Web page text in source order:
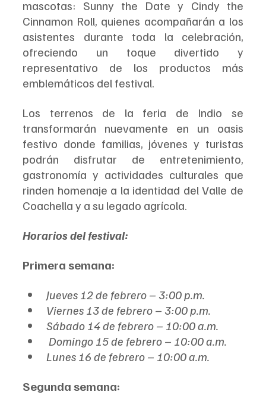
mascotas: Sunny the Date y Cindy the
Cinnamon Roll, quienes acompañarán a los
asistentes durante toda la celebración,
ofreciendo un toque divertido y
representativo de los productos más
emblemáticos del festival.
Los terrenos de la feria de Indio se
transformarán nuevamente en un oasis
festivo donde familias, jóvenes y turistas
podrán disfrutar de entretenimiento,
gastronomía y actividades culturales que
rinden homenaje a la identidad del Valle de
Coachella y a su legado agrícola.
Horarios del festival:
Primera semana:
Jueves 12 de febrero – 3:00 p.m.
Viernes 13 de febrero – 3:00 p.m.
Sábado 14 de febrero – 10:00 a.m.
Domingo 15 de febrero – 10:00 a.m.
Lunes 16 de febrero – 10:00 a.m.
Segunda semana: